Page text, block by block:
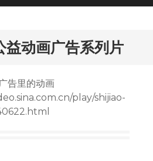
动画广告系列片
告里的动画
play/shijiao-